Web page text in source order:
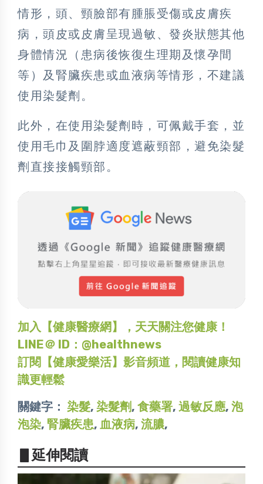
情形，頭、頸臉部有腫脹受傷或皮膚疾
病，頭皮或皮膚呈現過敏、發炎狀態其他
身體情況（患病後恢復生理期及懷孕間
等）及腎臟疾患或血液病等情形，不建議
使用染髮劑。
此外，在使用染髮劑時，可佩戴手套，並
使用毛巾及圍脖適度遮蔽頸部，避免染髮
劑直接接觸頸部。
加入【健康醫療網】，天天關注您健康！
LINE＠ ID：@healthnews
訂閱【健康愛樂活】影音頻道，閱讀健康知
識更輕鬆
關鍵字： 染髮, 染髮劑, 食藥署, 過敏反應, 泡
泡染, 腎臟疾患, 血液病, 流膿,
▋延伸閱讀